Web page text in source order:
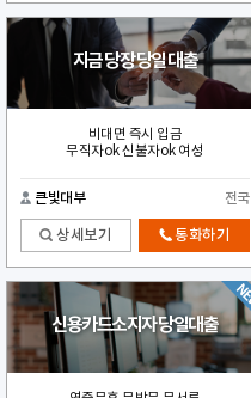
지금 당장 당일 대출
비대면 즉시 입금
무직자ok 신불자ok 여성
큰빛대부 전국
상세보기 통화하기
신용카드소지자 당일대출